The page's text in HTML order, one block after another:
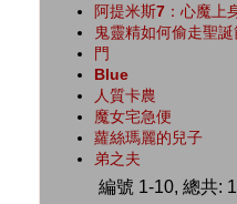
阿提米斯7：心魔上
鬼靈精如何偷走聖誕
門
Blue
人質卡農
魔女宅急便
蘿絲瑪麗的兒子
弟之夫
編號 1-10, 總共: